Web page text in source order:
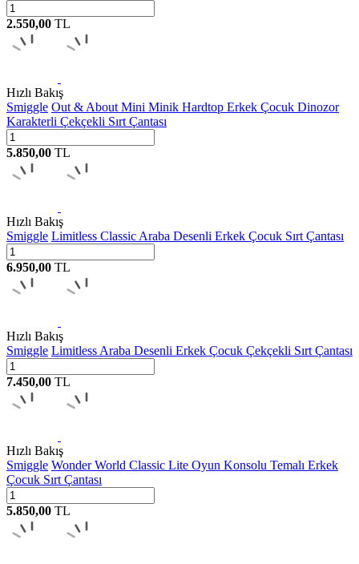
2.550,00 TL
Hızlı Bakış
Smiggle Out & About Mini Minik Hardtop Erkek Çocuk Dinozor
Karakterli Çekçekli Sırt Çantası
5.850,00 TL
Hızlı Bakış
Smiggle Limitless Classic Araba Desenli Erkek Çocuk Sırt Çantası
6.950,00 TL
Hızlı Bakış
Smiggle Limitless Araba Desenli Erkek Çocuk Çekçekli Sırt Çantası
7.450,00 TL
Hızlı Bakış
Smiggle Wonder World Classic Lite Oyun Konsolu Temalı Erkek
Çocuk Sırt Çantası
5.850,00 TL